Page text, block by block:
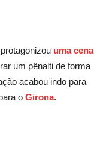
protagonizou uma cena
um pênalti de forma
acabou indo para
o Girona.